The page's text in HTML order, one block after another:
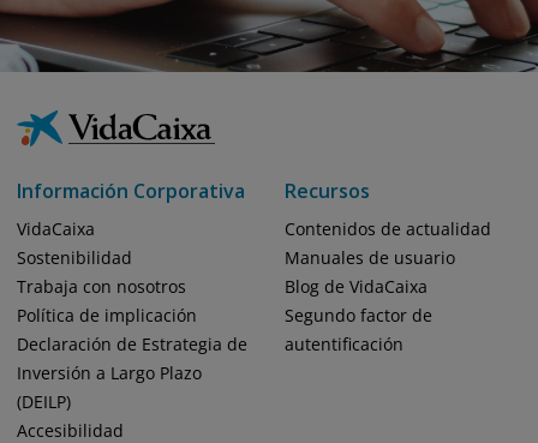
Información Corporativa
VidaCaixa
Sostenibilidad
Trabaja con nosotros
Política de implicación
Declaración de Estrategia de
Inversión a Largo Plazo
(DEILP)
Accesibilidad
Recursos
Contenidos de actualidad
Manuales de usuario
Blog de VidaCaixa
Segundo factor de
autentificación